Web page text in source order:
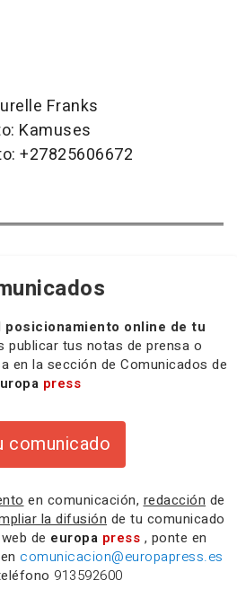
Franks
Kamuses
+27825606672
posicionamiento online de tu
publicar tus notas de prensa o
en la sección de Comunicados de
press
comunicado
en comunicación, redacción de
la difusión de tu comunicado
de europa press , ponte en
comunicacion@europapress.es
913592600